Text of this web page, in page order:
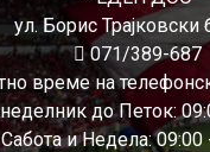
ул. Борис Трајковски
071/389-687
време на
до Петок:
Сабота и Недела: 09:00